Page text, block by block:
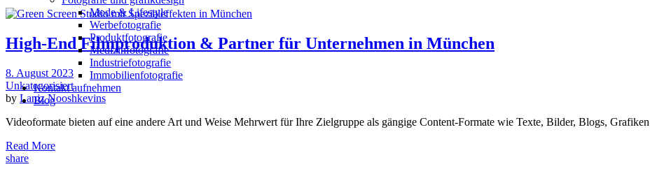
Mode & Lifestyle
Werbefotografie
Produktfotografie
Medizinfotografie
Industriefotografie
Immobilienfotografie
Kontakt aufnehmen
Blog
High-End Filmproduktion & Partner für Unternehmen in München
8. August 2023
Unkategorisiert
by Laniz Nooshkevins
Videoformate bieten auf eine andere Art und Weise Mehrwert für Ihre Zielgruppe als gängige Content-Formate wie Texte, Bilder, Blogs,
Read More
share